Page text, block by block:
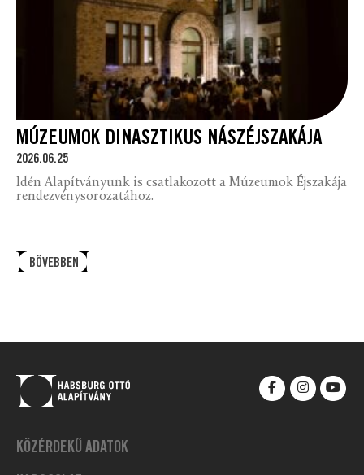
MÚZEUMOK DINASZTIKUS NÁSZÉJSZAKÁJA
2026.06.25
Idén Alapítványunk is csatlakozott a Múzeumok Éjszakája
rendezvénysorozatához.
BŐVEBBEN
KÖZÉRDEKŰ ADATOK